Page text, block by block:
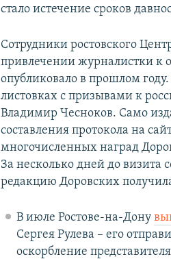
стало истечение сроков
Сотрудники ростовского
привлечении журналистки к
опубликовало в прошлом
листовках с призывами к
Владимир Чесноков. Само
составления протокола на
многочисленных наград
За несколько дней до визита
редакцию Доровских
В июле Ростове-на-Дону
Сергея Рулева – его
оскорбление